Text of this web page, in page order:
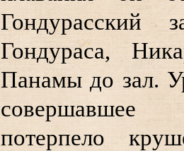
Гондурасский
Гондураса,
Панамы до зал.
совершавшее
потерпело